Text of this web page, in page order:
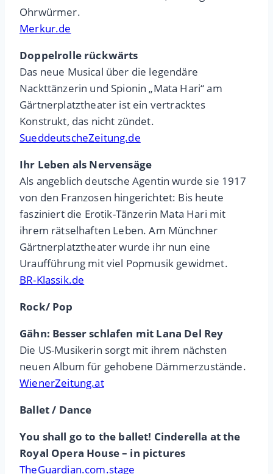
Ohrwürmer.
Merkur.de
Doppelrolle rückwärts
Das neue Musical über die legendäre
Nackttänzerin und Spionin „Mata Hari“ am
Gärtnerplatztheater ist ein vertracktes
Konstrukt, das nicht zündet.
SueddeutscheZeitung.de
Ihr Leben als Nervensäge
Als angeblich deutsche Agentin wurde sie 1917
von den Franzosen hingerichtet: Bis heute
fasziniert die Erotik-Tänzerin Mata Hari mit
ihrem rätselhaften Leben. Am Münchner
Gärtnerplatztheater wurde ihr nun eine
Uraufführung mit viel Popmusik gewidmet.
BR-Klassik.de
Rock/ Pop
Gähn: Besser schlafen mit Lana Del Rey
Die US-Musikerin sorgt mit ihrem nächsten
neuen Album für gehobene Dämmerzustände.
WienerZeitung.at
Ballet / Dance
You shall go to the ballet! Cinderella at the
Royal Opera House – in pictures
TheGuardian.com.stage